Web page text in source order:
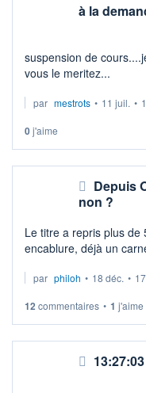
à la
suspension de
vous le meritez...
par mestrots • 11 juil. •
0j'aime
Depuis
non ?
Le titre a repris plus
encablure, déjà un
retrouvant une re ...
par philoh • 18 déc. •
12 commentaires • 1 j'aime